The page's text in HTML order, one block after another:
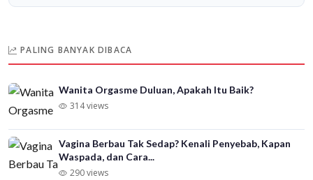
PALING BANYAK DIBACA
Wanita Orgasme Duluan, Apakah Itu Baik?
314 views
Vagina Berbau Tak Sedap? Kenali Penyebab, Kapan
Waspada, dan Cara...
290 views